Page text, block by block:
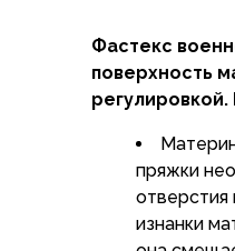
Беговые и
Пончо и
Пуховые куртки
Жилеты
Брюки
Мембранные
Брюки
Фастекс
поверхность
пряжки
отверстия
изнанки